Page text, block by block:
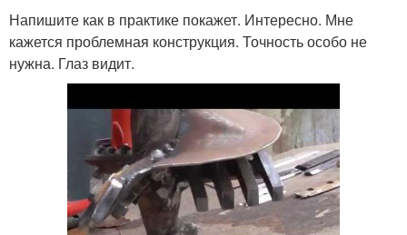
Напишите как в практике покажет. Интересно. Мне
кажется проблемная конструкция. Точность особо не
нужна. Глаз видит.